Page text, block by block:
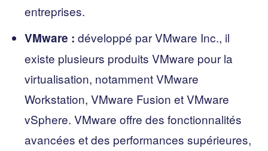
entreprises.
VMware : développé par VMware Inc., il
existe plusieurs produits VMware pour la
virtualisation, notamment VMware
Workstation, VMware Fusion et VMware
vSphere. VMware offre des fonctionnalités
avancées et des performances supérieures,